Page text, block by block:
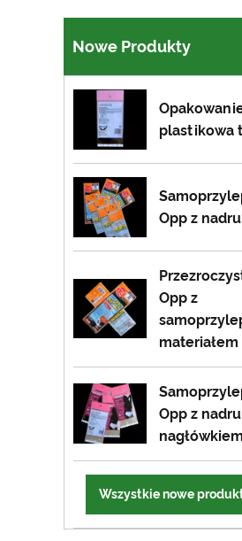
Nowe Produkty
plastikowa
Opp z
Opp z
materiałem
Opp z
nagłówkiem
Wszystkie nowe